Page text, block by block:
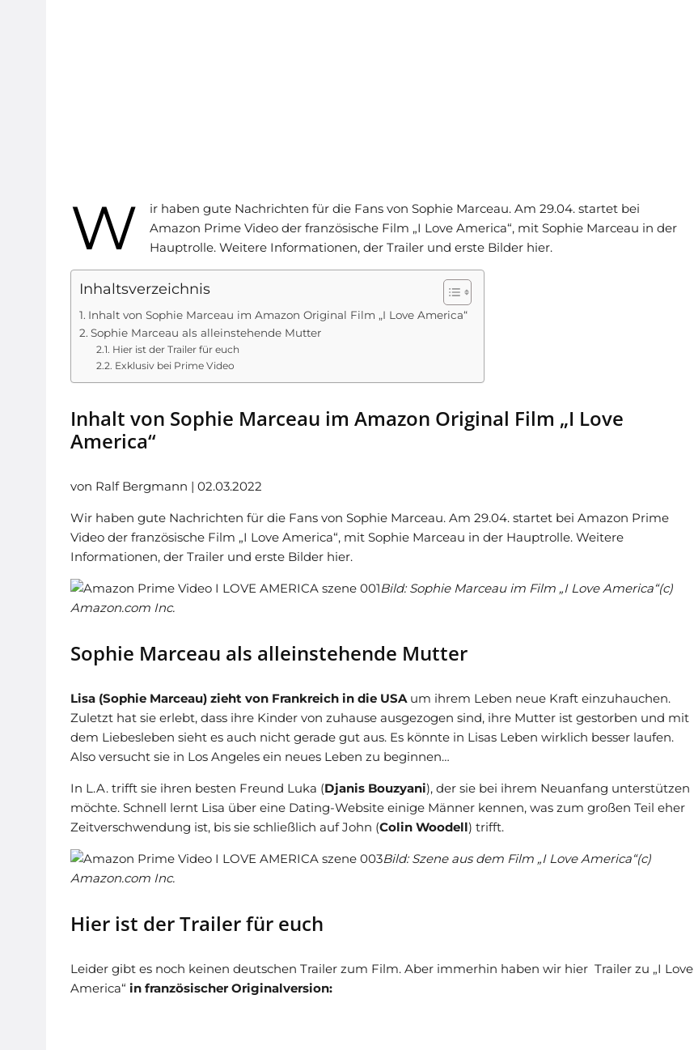
W
ir haben gute Nachrichten für die Fans von Sophie Marceau. Am 29.04. startet bei
Amazon Prime Video der französische Film „I Love America“, mit Sophie Marceau in der
Hauptrolle. Weitere Informationen, der Trailer und erste Bilder hier.
Inhaltsverzeichnis
Inhalt von Sophie Marceau im Amazon Original Film „I Love America“
Sophie Marceau als alleinstehende Mutter
Hier ist der Trailer für euch
Exklusiv bei Prime Video
Inhalt von Sophie Marceau im Amazon Original Film „I Love
America“
von Ralf Bergmann | 02.03.2022
Wir haben gute Nachrichten für die Fans von Sophie Marceau. Am 29.04. startet bei Amazon Prime
Video der französische Film „I Love America“, mit Sophie Marceau in der Hauptrolle. Weitere
Informationen, der Trailer und erste Bilder hier.
Bild: Sophie Marceau im Film „I Love America“(c)
Amazon.com Inc.
Sophie Marceau als alleinstehende Mutter
Lisa (Sophie Marceau) zieht von Frankreich in die USAum ihrem Leben neue Kraft einzuhauchen.
Zuletzt hat sie erlebt, dass ihre Kinder von zuhause ausgezogen sind, ihre Mutter ist gestorben und mit
dem Liebesleben sieht es auch nicht gerade gut aus. Es könnte in Lisas Leben wirklich besser laufen.
Also versucht sie in Los Angeles ein neues Leben zu beginnen…
In L.A. trifft sie ihren besten Freund Luka (Djanis Bouzyani), der sie bei ihrem Neuanfang unterstützen
möchte. Schnell lernt Lisa über eine Dating-Website einige Männer kennen, was zum großen Teil eher
Zeitverschwendung ist, bis sie schließlich auf John (Colin Woodell) trifft.
Bild: Szene aus dem Film „I Love America“(c)
Amazon.com Inc.
Hier ist der Trailer für euch
Leider gibt es noch keinen deutschen Trailer zum Film. Aber immerhin haben wir hier Trailer zu „I Love
America“ in französischer Originalversion: